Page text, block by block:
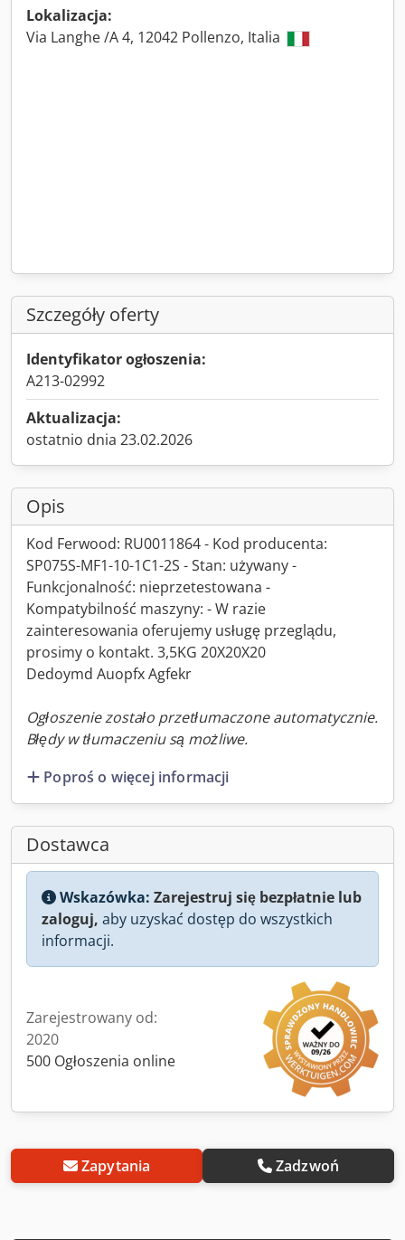
Lokalizacja:
Via Langhe /A 4, 12042 Pollenzo, Italia
Szczegóły oferty
Identyfikator ogłoszenia:
A213-02992
Aktualizacja:
ostatnio dnia 23.02.2026
Opis
Kod Ferwood: RU0011864 - Kod producenta:
SP075S-MF1-10-1C1-2S - Stan: używany -
Funkcjonalność: nieprzetestowana -
Kompatybilność maszyny: - W razie
zainteresowania oferujemy usługę przeglądu,
prosimy o kontakt. 3,5KG 20X20X20
Dedoymd Auopfx Agfekr
Ogłoszenie zostało przetłumaczone automatycznie.
Błędy w tłumaczeniu są możliwe.
Poproś o więcej informacji
Dostawca
Wskazówka: Zarejestruj się bezpłatnie lub
zaloguj, aby uzyskać dostęp do wszystkich
informacji.
Zarejestrowany od:
2020
500 Ogłoszenia online
Zapytania Zadzwoń